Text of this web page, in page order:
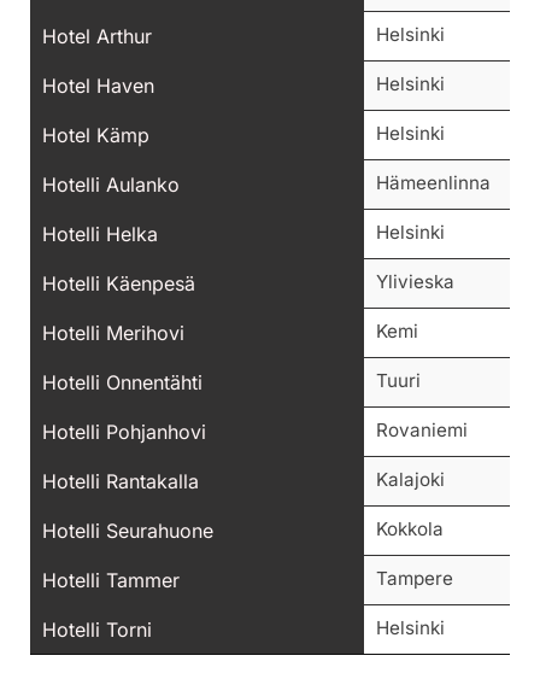
Hotel Arthur Helsinki
Hotel Haven Helsinki
Hotel Kämp Helsinki
Hotelli Aulanko Hämeenlinna
Hotelli Helka Helsinki
Hotelli Käenpesä Ylivieska
Hotelli Merihovi Kemi
Hotelli Onnentähti Tuuri
Hotelli Pohjanhovi Rovaniemi
Hotelli Rantakalla Kalajoki
Hotelli Seurahuone Kokkola
Hotelli Tammer Tampere
Hotelli Torni Helsinki